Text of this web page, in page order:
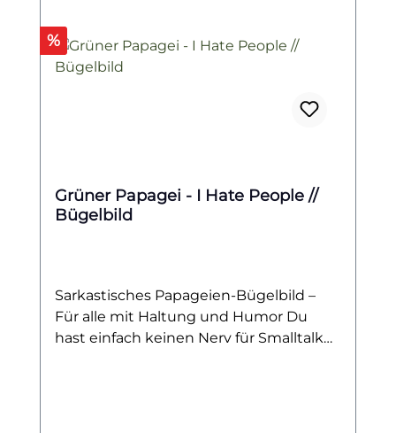
Rabatt
%
Grüner Papagei - I Hate People //
Bügelbild
Sarkastisches Papageien-Bügelbild –
Für alle mit Haltung und Humor Du
hast einfach keinen Nerv für Smalltalk